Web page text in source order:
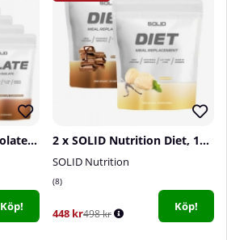
8 x SOLID Nutrition Isolate, 750 g
Köp!
2 x SOLID Nutrition Diet, 1000 g
SOLID Nutrition
8
448 kr498 kr
Köp!